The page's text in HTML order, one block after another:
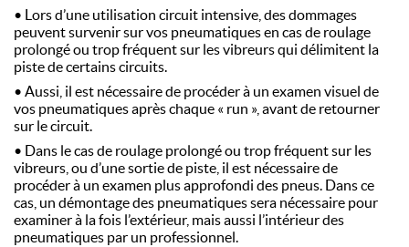
• Lors d’une utilisation circuit intensive, des dommages
peuvent survenir sur vos pneumatiques en cas de roulage
prolongé ou trop fréquent sur les vibreurs qui délimitent la
piste de certains circuits.
• Aussi, il est nécessaire de procéder à un examen visuel de
vos pneumatiques après chaque « run », avant de retourner
sur le circuit.
• Dans le cas de roulage prolongé ou trop fréquent sur les
vibreurs, ou d’une sortie de piste, il est nécessaire de
procéder à un examen plus approfondi des pneus. Dans ce
cas, un démontage des pneumatiques sera nécessaire pour
examiner à la fois l’extérieur, mais aussi l’intérieur des
pneumatiques par un professionnel.